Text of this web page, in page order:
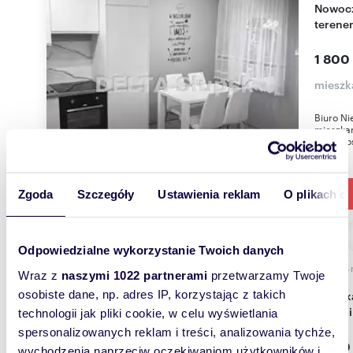
Zgoda Szczegóły Ustawienia reklam O plikach
Odpowiedzialne wykorzystanie Twoich danych
Wraz z naszymi 1022 partnerami przetwarzamy Twoje
osobiste dane, np. adres IP, korzystając z takich
technologii jak pliki cookie, w celu wyświetlania
spersonalizowanych reklam i treści, analizowania tychże,
Nowoczesne 32 m² w Kobylnicy (z zielonym
1 800
Biuro
26,74
1